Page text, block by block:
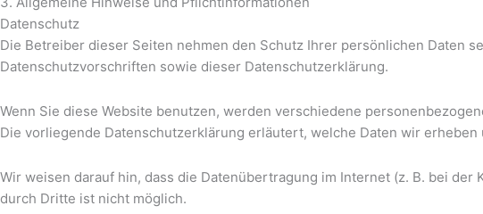
Datenschutz
Die Betreiber dieser Seiten nehmen den Schutz Ihrer persönlichen Daten
Datenschutzvorschriften sowie dieser Datenschutzerklärung.
Wenn Sie diese Website benutzen, werden verschiedene
Die vorliegende Datenschutzerklärung erläutert, welche Daten wir
Wir weisen darauf hin, dass die Datenübertragung im Internet (z. B. bei
durch Dritte ist nicht möglich.